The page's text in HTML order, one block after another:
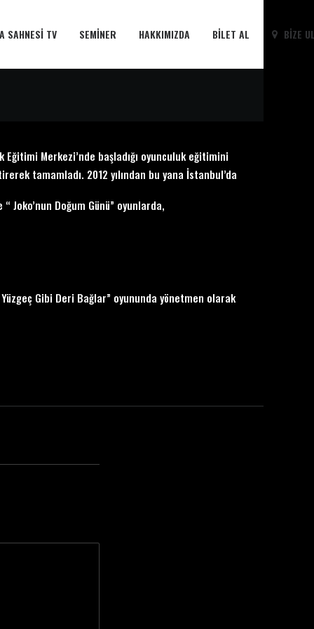
SAHNESI TV SEMINER HAKKIMIZDA BILET AL BIZE
Merkezi’nde başladığı oyunculuk eğitimini
tamamladı. 2012 yılından bu yana İstanbul’da
Joko’nun Doğum Günü” oyunlarda,
Gibi Deri Bağlar” oyununda yönetmen olarak